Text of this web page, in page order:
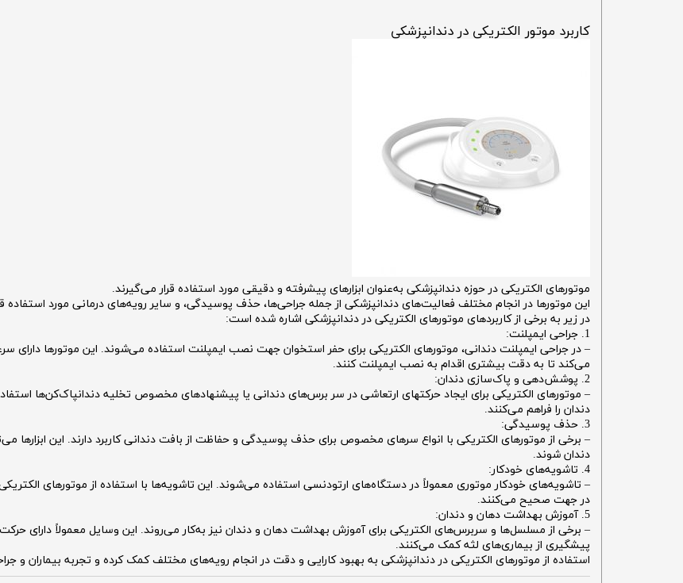
کاربرد موتور الکتریکی در دندانپزشکی
موتورهای الکتریکی در حوزه دندانپزشکی به‌عنوان ابزارهای پیشرفته و دقیقی مورد استفاده قرار می‌گیرند.
این موتورها در انجام مختلف فعالیت‌های دندانپزشکی از جمله جراحی‌ها، حذف پوسیدگی، و سایر رویه‌های درمانی مورد استفاده
در زیر به برخی از کاربردهای موتورهای الکتریکی در دندانپزشکی اشاره شده است:
1. جراحی ایمپلنت:
– در جراحی ایمپلنت دندانی، موتورهای الکتریکی برای حفر استخوان جهت نصب ایمپلنت استفاده می‌شوند. این موتورها
می‌کند تا به دقت بیشتری اقدام به نصب ایمپلنت کنند.
2. پوشش‌دهی و پاک‌سازی دندان:
– موتورهای الکتریکی برای ایجاد حرکتهای ارتعاشی در سر برس‌های دندانی یا پیشنهادهای مخصوص تخلیه دندانپاک‌کن‌ها
دندان را فراهم می‌کنند.
3. حذف پوسیدگی:
– برخی از موتورهای الکتریکی با انواع سرهای مخصوص برای حذف پوسیدگی و حفاظت از بافت دندانی کاربرد دارند. این
دندان شوند.
4. تاشویه‌های خودکار:
– تاشویه‌های خودکار موتوری معمولاً در دستگاه‌های ارتودنسی استفاده می‌شوند. این تاشویه‌ها با استفاده از موتورهای
در جهت صحیح می‌کنند.
5. آموزش بهداشت دهان و دندان:
– برخی از مسلسل‌ها و سربرس‌های الکتریکی برای آموزش بهداشت دهان و دندان نیز به‌کار می‌روند. این وسایل معمولاً دارای
پیشگیری از بیماری‌های لثه کمک می‌کنند.
استفاده از موتورهای الکتریکی در دندانپزشکی به بهبود کارایی و دقت در انجام رویه‌های مختلف کمک کرده و تجربه بیماران و